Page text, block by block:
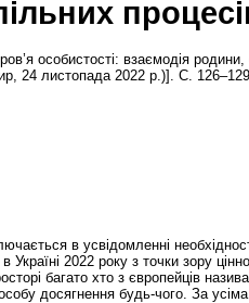
особистості: взаємодія
24 листопада 2022 р.)]. С.
в усвідомленні
2022 року з точки зору
багато хто з європейців
досягнення будь-чого. За